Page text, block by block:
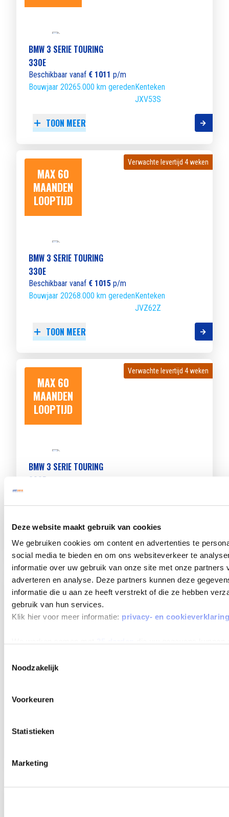
Deze website maakt gebruik van cookies
We gebruiken cookies om content en advertenties te
social media te bieden en om ons websiteverkeer te
informatie over uw gebruik van onze site met onze partners
adverteren en analyse. Deze partners kunnen deze
informatie die u aan ze heeft verstrekt of die ze hebben
gebruik van hun services.
Klik hier voor meer informatie: privacy- en cookieverklaring
Noodzakelijk
Voorkeuren
Statistieken
Marketing
BMW 3 SERIE TOURING
330E
Beschikbaar vanaf € 1011 p/m
Bouwjaar 20265.000 km geredenKenteken
JXV53S
TOON MEER
MAX 60
MAANDEN
LOOPTIJD
Verwachte levertijd 4 weken
Verwachte levertijd 4 weken
BMW 3 SERIE TOURING
330E
Beschikbaar vanaf € 1015 p/m
Bouwjaar 20268.000 km geredenKenteken
JVZ62Z
TOON MEER
MAX 60
MAANDEN
LOOPTIJD
Verwachte levertijd 4 weken
Verwachte levertijd 4 weken
BMW 3 SERIE TOURING
330E
Bouwjaar 202614.956 km geredenKenteken
TOON MEER
MAX 60
MAANDEN
LOOPTIJD
Verwachte levertijd 4 weken
Verwachte levertijd 4 weken
BMW 3 SERIE TOURING
Beschikbaar vanaf
Verwachte levertijd 4 weken
Verwachte levertijd 4 weken